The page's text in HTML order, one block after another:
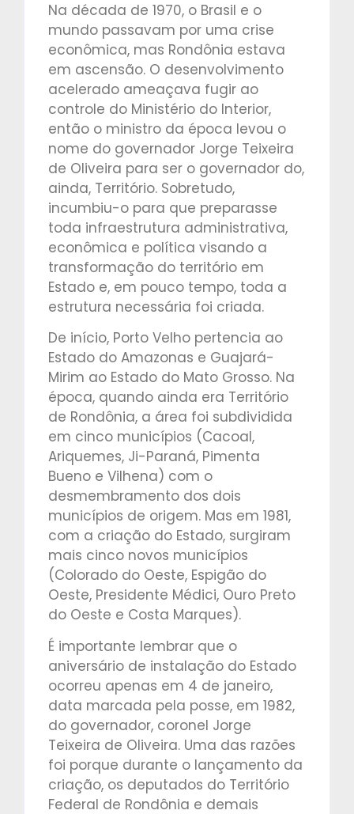
Na década de 1970, o Brasil e o
mundo passavam por uma crise
econômica, mas Rondônia estava
em ascensão. O desenvolvimento
acelerado ameaçava fugir ao
controle do Ministério do Interior,
então o ministro da época levou o
nome do governador Jorge Teixeira
de Oliveira para ser o governador do,
ainda, Território. Sobretudo,
incumbiu-o para que preparasse
toda infraestrutura administrativa,
econômica e política visando a
transformação do território em
Estado e, em pouco tempo, toda a
estrutura necessária foi criada.
De início, Porto Velho pertencia ao
Estado do Amazonas e Guajará-
Mirim ao Estado do Mato Grosso. Na
época, quando ainda era Território
de Rondônia, a área foi subdividida
em cinco municípios (Cacoal,
Ariquemes, Ji-Paraná, Pimenta
Bueno e Vilhena) com o
desmembramento dos dois
municípios de origem. Mas em 1981,
com a criação do Estado, surgiram
mais cinco novos municípios
(Colorado do Oeste, Espigão do
Oeste, Presidente Médici, Ouro Preto
do Oeste e Costa Marques).
É importante lembrar que o
aniversário de instalação do Estado
ocorreu apenas em 4 de janeiro,
data marcada pela posse, em 1982,
do governador, coronel Jorge
Teixeira de Oliveira. Uma das razões
foi porque durante o lançamento da
criação, os deputados do Território
Federal de Rondônia e demais